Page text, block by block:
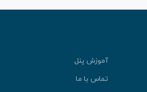
آموزش پنل
تماس با ما